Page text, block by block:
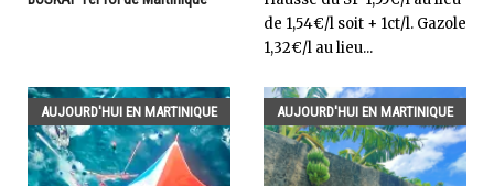
de 1,54€/l soit + 1ct/l. Gazole
1,32€/l au lieu...
AUJOURD'HUI EN MARTINIQUE AUJOURD'HUI EN MARTINIQUE